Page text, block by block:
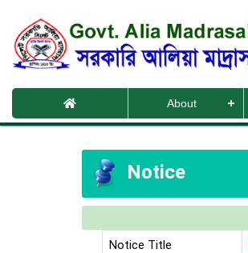
About
Notice
Notice Title